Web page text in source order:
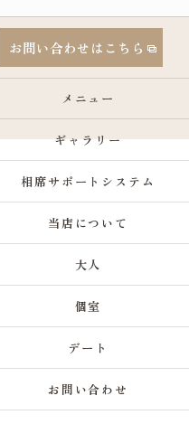
お問い合わせはこちら
メニュー
ギャラリー
相席サポートシステム
当店について
大人
個室
デート
お問い合わせ